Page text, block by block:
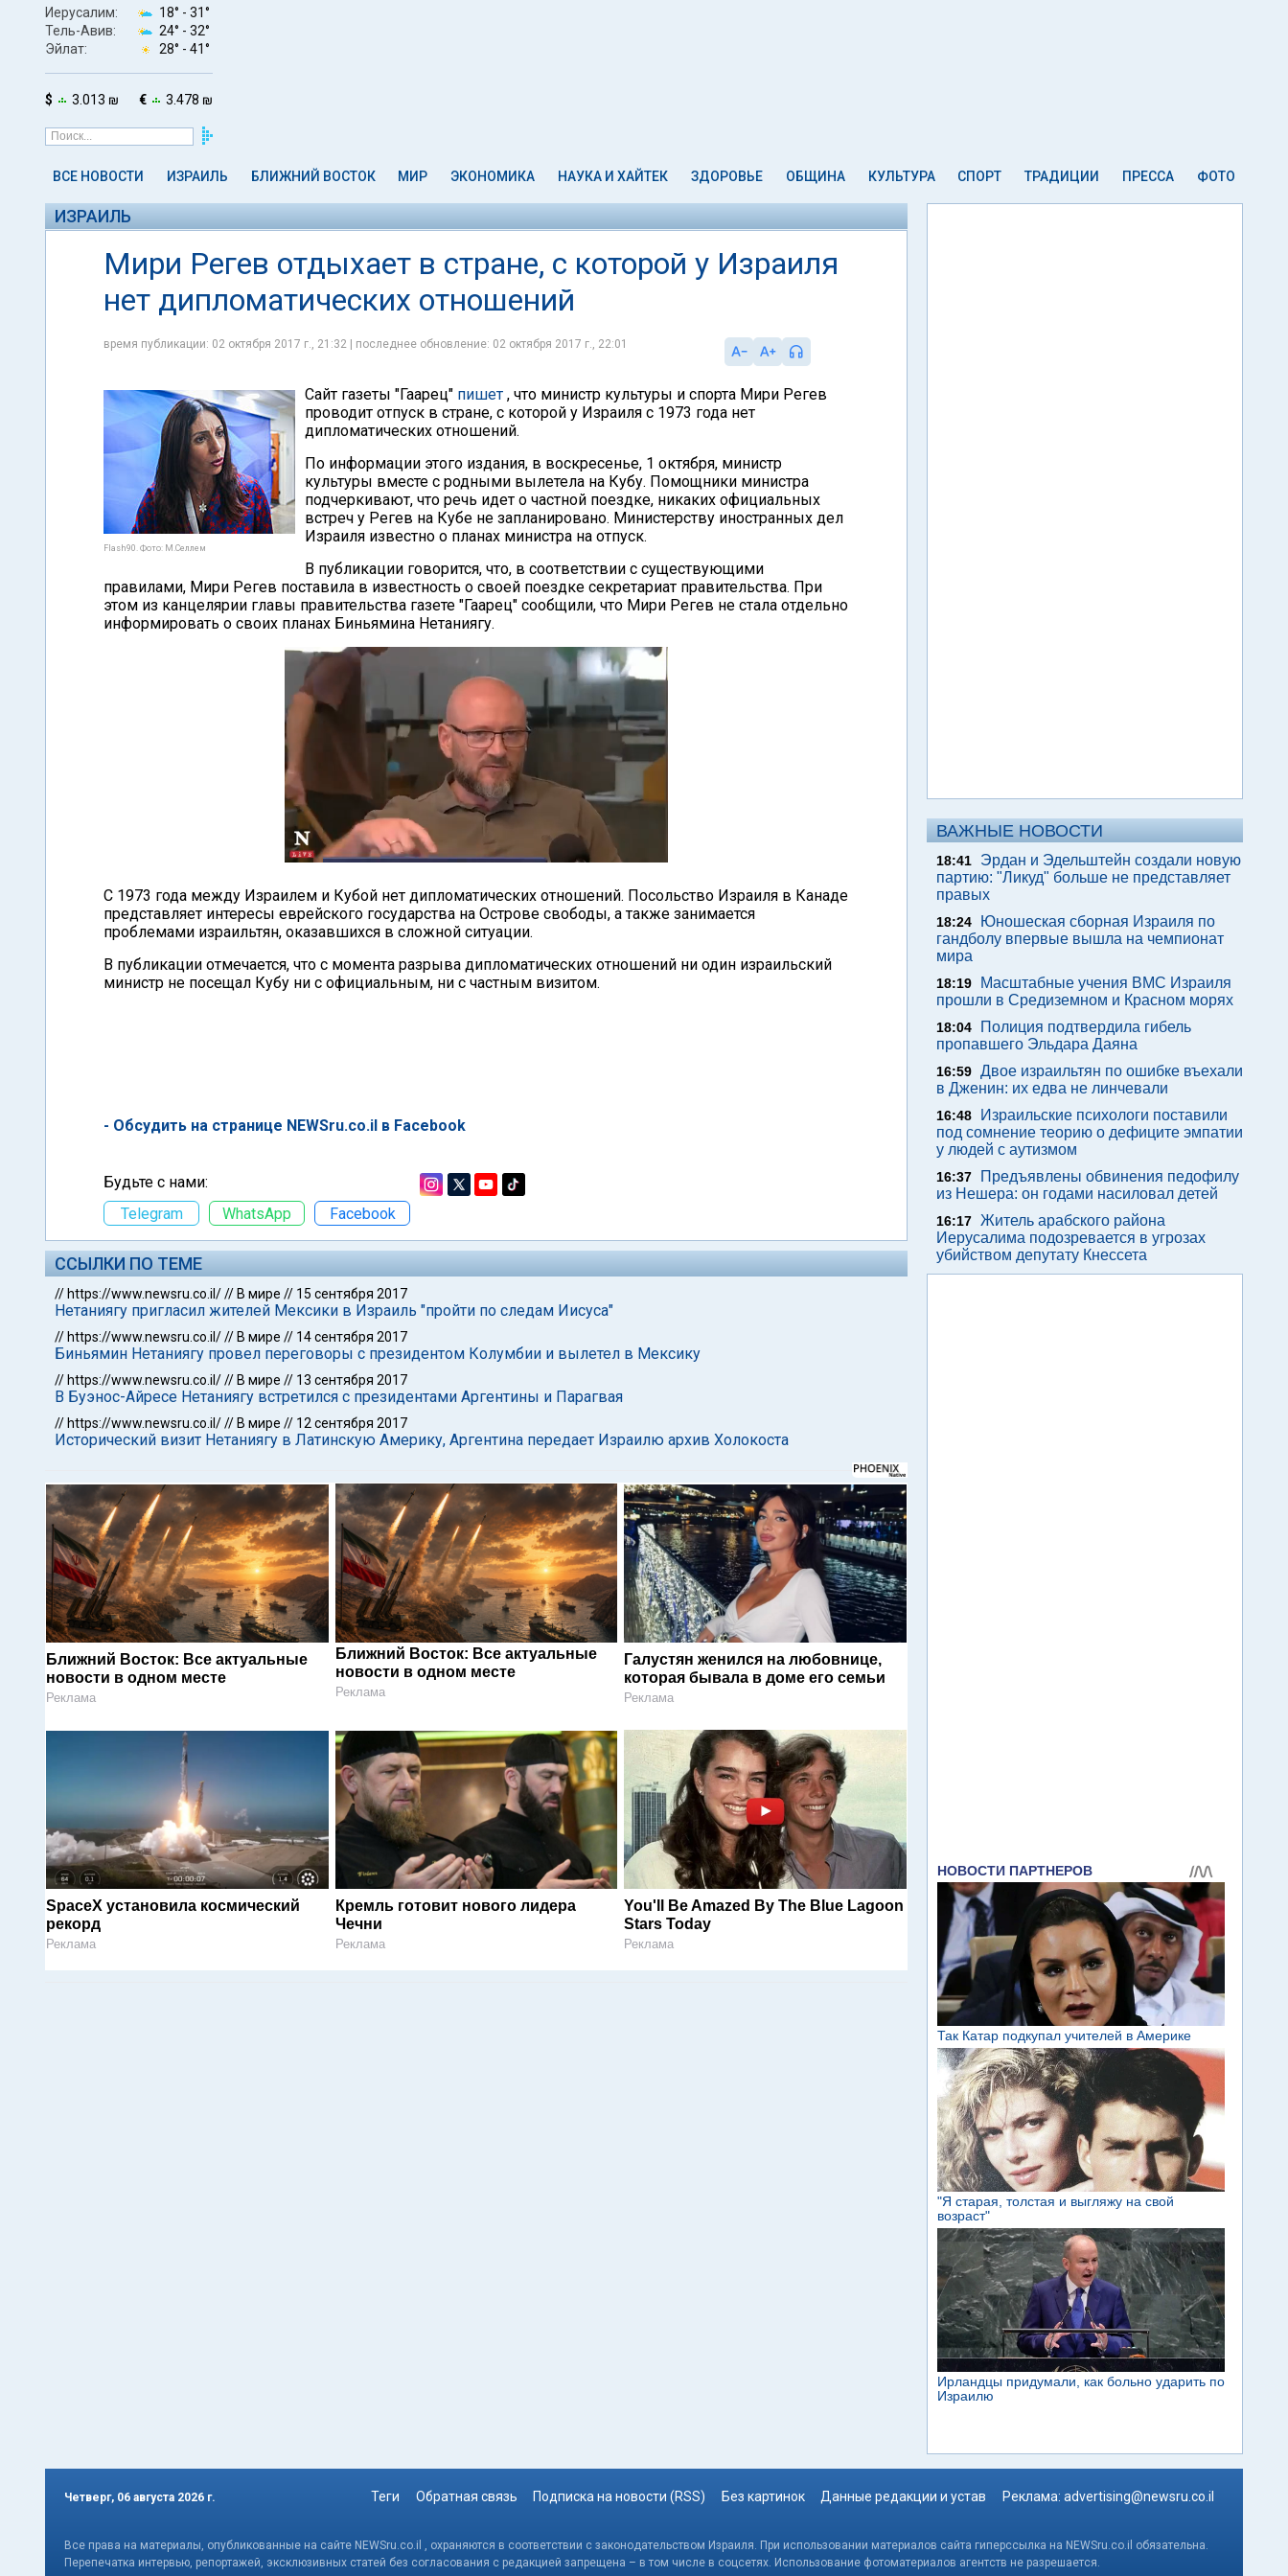
Иерусалим: 18° - 31°
Тель-Авив:
24° - 32°
Эйлат:
28° - 41°
$ 3.013 ₪ € 3.478 ₪
ВСЕ НОВОСТИ ИЗРАИЛЬ БЛИЖНИЙ ВОСТОК МИР ЭКОНОМИКА НАУКА И ХАЙТЕК ЗДОРОВЬЕ ОБЩИНА КУЛЬТУРА СПОРТ ТРАДИЦИИ ПРЕССА ФОТО
ИЗРАИЛЬ
Мири Регев отдыхает в стране, с которой у Израиля
нет дипломатических отношений
время публикации: 02 октября 2017 г., 21:32 | последнее обновление: 02 октября 2017 г., 22:01
Flash90. Фото: М.Селлем
Сайт газеты "Гаарец" пишет , что министр культуры и спорта Мири Регев
проводит отпуск в стране, с которой у Израиля с 1973 года нет
дипломатических отношений.
По информации этого издания, в воскресенье, 1 октября, министр
культуры вместе с родными вылетела на Кубу. Помощники министра
подчеркивают, что речь идет о частной поездке, никаких официальных
встреч у Регев на Кубе не запланировано. Министерству иностранных дел
Израиля известно о планах министра на отпуск.
В публикации говорится, что, в соответствии с существующими
правилами, Мири Регев поставила в известность о своей поездке секретариат правительства. При
этом из канцелярии главы правительства газете "Гаарец" сообщили, что Мири Регев не стала отдельно
информировать о своих планах Биньямина Нетаниягу.
С 1973 года между Израилем и Кубой нет дипломатических отношений. Посольство Израиля в Канаде
представляет интересы еврейского государства на Острове свободы, а также занимается
проблемами израильтян, оказавшихся в сложной ситуации.
В публикации отмечается, что с момента разрыва дипломатических отношений ни один израильский
министр не посещал Кубу ни с официальным, ни с частным визитом.
- Обсудить на странице NEWSru.co.il в Facebook
Будьте с нами:
Telegram
WhatsApp Facebook
ССЫЛКИ ПО ТЕМЕ
// https://www.newsru.co.il/// В мире // 15 сентября 2017
Нетаниягу пригласил жителей Мексики в Израиль "пройти по следам Иисуса"
// https://www.newsru.co.il/// В мире // 14 сентября 2017
Биньямин Нетаниягу провел переговоры с президентом Колумбии и вылетел в Мексику
// https://www.newsru.co.il/// В мире // 13 сентября 2017
В Буэнос-Айресе Нетаниягу встретился с президентами Аргентины и Парагвая
// https://www.newsru.co.il/// В мире // 12 сентября 2017
Исторический визит Нетаниягу в Латинскую Америку, Аргентина передает Израилю архив Холокоста
Ближний Восток: Все актуальные
новости в одном месте
Реклама
Ближний Восток: Все актуальные
новости в одном месте
Реклама
Галустян женился на любовнице,
которая бывала в доме его семьи
Реклама
SpaceX установила космический
рекорд
Реклама
Кремль готовит нового лидера
Чечни
Реклама
You'll Be Amazed By The Blue Lagoon
Stars Today
Реклама
ВАЖНЫЕ НОВОСТИ
18:41
Эрдан и Эдельштейн создали новую
партию: "Ликуд" больше не представляет
правых
18:24
Юношеская сборная Израиля по
гандболу впервые вышла на чемпионат
мира
18:19
Масштабные учения ВМС Израиля
прошли в Средиземном и Красном морях
18:04
Полиция подтвердила гибель
пропавшего Эльдара Даяна
16:59 Двое израильтян по ошибке въехали
в Дженин: их едва не линчевали
16:48
Израильские психологи поставили
под сомнение теорию о дефиците эмпатии
у людей с аутизмом
16:37
Предъявлены обвинения педофилу
из Нешера: он годами насиловал детей
16:17 Житель арабского района
Иерусалима подозревается в угрозах
убийством депутату Кнессета
Четверг, 06 августа 2026 г. Теги Обратная связь Подписка на новости (RSS) Без картинок Данные редакции и устав Реклама: advertising@newsru.co.il
Все права на материалы, опубликованные на сайте NEWSru.co.il , охраняются в соответствии с законодательством Израиля. При использовании материалов сайта гиперссылка на NEWSru.co.il обязательна.
Перепечатка интервью, репортажей, эксклюзивных статей без согласования с редакцией запрещена – в том числе в соцсетях. Использование фотоматериалов агентств не разрешается.